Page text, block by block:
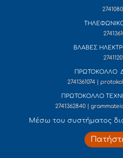
ΒΛΑΒΕΣ
ΠΡΩΤΟΚΟΛΛΟ
2741361074 |
ΠΡΩΤΟΚΟΛΛΟ
2741362840 |
Mέσω του συστήματος